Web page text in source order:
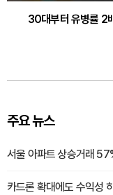
30대부터 유병률 2
주요 뉴스
서울 아파트 상승거래
카드론 확대에도 수익성